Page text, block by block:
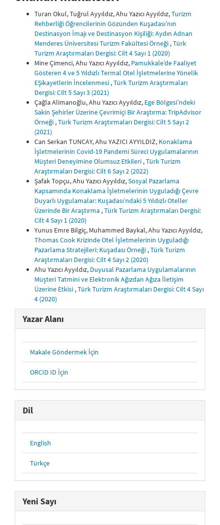
Turan Okul, Tuğrul Ayyıldız, Ahu Yazıcı Ayyıldız,Turizm
Rehberliği Öğrencilerinin Gözünden Kuşadası’nın
Destinasyon İmajı ve Destinasyon Kişiliği: Aydın Adnan
Menderes Üniversitesi Turizm Fakültesi Örneği ,Türk
Turizm Araştırmaları Dergisi: Cilt 4 Sayı 1 (2020)
Mine Çimenci, Ahu Yazıcı Ayyıldız, Pamukkale’de Faaliyet
Gösteren 4 ve 5 Yıldızlı Termal Otel İşletmelerine Yönelik
EŞikayetlerin İncelenmesi ,Türk Turizm Araştırmaları
Dergisi: Cilt 5 Sayı 3 (2021)
Çağla Alimanoğlu, Ahu Yazıcı Ayyıldız, Ege Bölgesi’ndeki
Sakin Şehirler Üzerine Çevrimiçi Bir Araştırma: TripAdvisor
Örneği ,Türk Turizm Araştırmaları Dergisi: Cilt 5 Sayı 2
(2021)
Can Serkan TUNCAY, Ahu YAZICI AYYILDIZ, Konaklama
İşletmelerinin Covid-19 Pandemi Süreci Uygulamalarının
Müşteri Deneyimine Olumsuz Etkileri ,Türk Turizm
Araştırmaları Dergisi: Cilt 6 Sayı 2 (2022)
Şafak Topçu, Ahu Yazıcı Ayyıldız,Sosyal Pazarlama
Kapsamında Konaklama İşletmelerinin Uyguladığı Çevre
Duyarlı Uygulamalar: Kuşadası’ndaki 5 Yıldızlı Oteller
Üzerinde Bir Araştırma ,Türk Turizm Araştırmaları Dergisi:
Cilt 4 Sayı 1 (2020)
Yunus Emre Bilgiç, Muhammed Baykal, Ahu Yazıcı Ayyıldız,
Thomas Cook Krizinde Otel İşletmelerinin Uyguladığı
Pazarlama Stratejileri: Kuşadası Örneği ,Türk Turizm
Araştırmaları Dergisi: Cilt 4 Sayı 2 (2020)
Ahu Yazıcı Ayyıldız, Duyusal Pazarlama Uygulamalarının
Müşteri Tatmini ve Elektronik Ağızdan Ağıza İletişim
Üzerine Etkisi ,Türk Turizm Araştırmaları Dergisi: Cilt 4 Sayı
4 (2020)
Yazar Alanı
Makale Göndermek İçin
ORCID ID İçin
Dil
English
Türkçe
Yeni Sayı